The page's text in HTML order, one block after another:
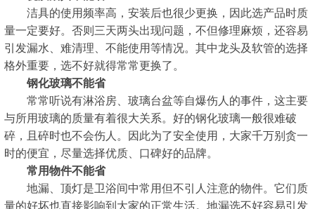
洁具的使用频率高，安装后也很少更换，因此选产品时质
量一定要好。否则三天两头出现问题，不但修理麻烦，还容易
引发漏水、难清理、不能使用等情况。其中龙头及软管的选择
格外重要，选不好就得常常更换了。
钢化玻璃不能省
常常听说有淋浴房、玻璃台盆等自爆伤人的事件，这主要
与所用玻璃的质量有着很大关系。好的钢化玻璃一般很难破
碎，且碎时也不会伤人。因此为了安全使用，大家千万别贪一
时的便宜，尽量选择优质、口碑好的品牌。
常用物件不能省
地漏、顶灯是卫浴间中常用但不引人注意的物件。它们质
量的好坏也直接影响到大家的正常生活。地漏选不好容易引发